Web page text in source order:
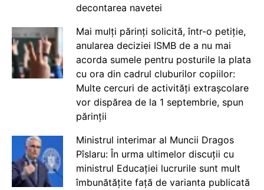
decontarea navetei
Mai mulți părinți solicită, într-o petiție,
anularea deciziei ISMB de a nu mai
acorda sumele pentru posturile la plata
cu ora din cadrul cluburilor copiilor:
Multe cercuri de activități extrașcolare
vor dispărea de la 1 septembrie, spun
părinții
Ministrul interimar al Muncii Dragos
Pîslaru: În urma ultimelor discuții cu
ministrul Educației lucrurile sunt mult
îmbunătățite față de varianta publicată